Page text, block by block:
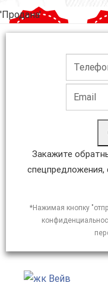
'Продана'
Закажите
спецпредложения,
*Нажимая кнопку